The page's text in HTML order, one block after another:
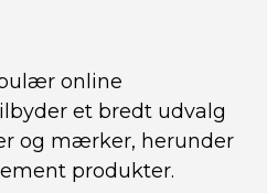
online
et bredt udvalg
og mærker, herunder
produkter.